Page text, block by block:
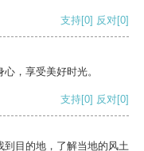
支持[0] 反对[0]
，享受美好时光。
支持[0] 反对[0]
到目的地，了解当地的风土